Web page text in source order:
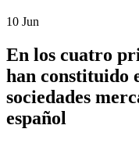
10 Jun
En los cuatro
han constituido
sociedades
español